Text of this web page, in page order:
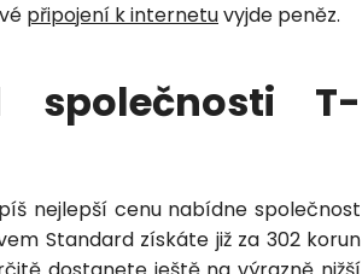
připojení k internetuvyjde peněz.
společnosti T-
nejlepší cenu nabídne společnost
Standard získáte již za 302 korun